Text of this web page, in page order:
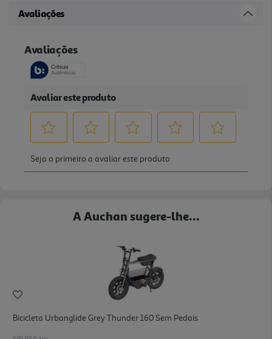
Avaliações
A Auchan sugere-lhe...
Bicicleta Urbanglide Grey Thunder 160 Sem Pedais